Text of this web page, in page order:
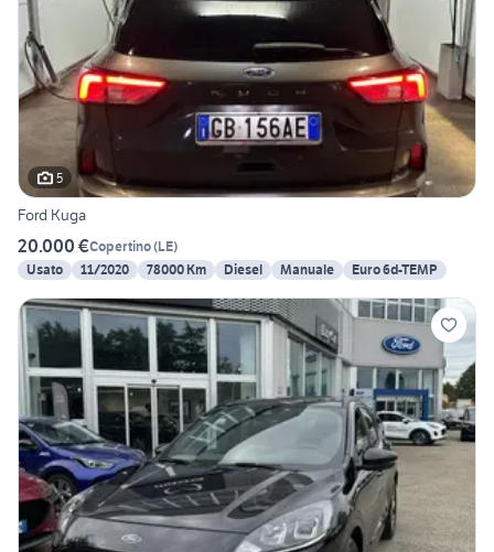
5
Ford Kuga
20.000 €Copertino(LE)
Usato
11/2020 78000 Km Diesel Manuale Euro 6d-TEMP